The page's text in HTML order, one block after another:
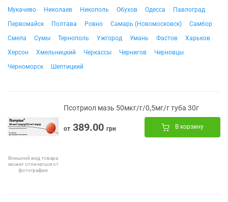
Мукачево
Николаев Никополь Обухов Одесса
Павлоград
Первомайск
Полтава Ровно Самарь (Новомосковск)
Самбор
Смела
Сумы Тернополь Ужгород Умань Фастов
Харьков
Херсон
Хмельницкий Черкассы Чернигов
Черновцы
Черноморск
Шептицкий
Внешний вид товара
может отличаться от
фотографии
Псотриол мазь 50мкг/г/0,5мг/г туба 30г
от 389.00 грн В корзину